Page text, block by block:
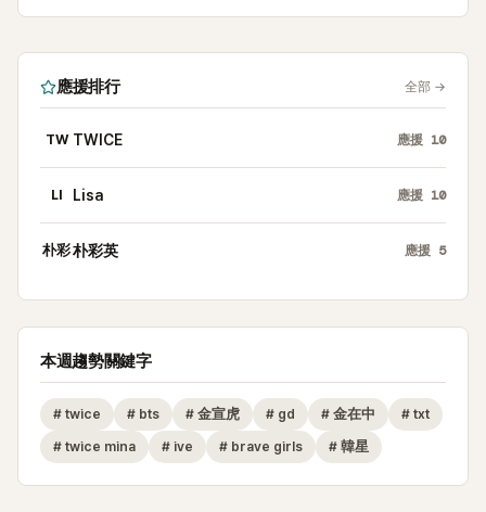
應援排行 全部 →
TW TWICE 應援 10
LI Lisa 應援 10
朴彩朴彩英 應援 5
本週趨勢關鍵字
# twice # bts # 金宣虎 # gd # 金在中 # txt
# twice mina # ive # brave girls # 韓星